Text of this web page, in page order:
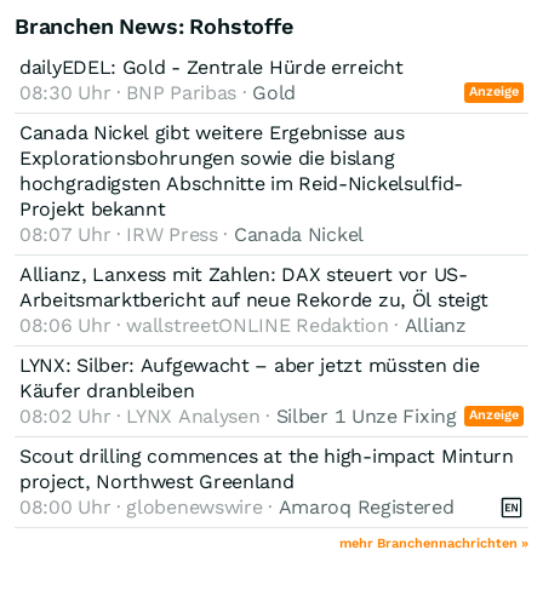
Branchen News: Rohstoffe
dailyEDEL: Gold - Zentrale Hürde erreicht
08:30 Uhr · BNP Paribas · Gold Anzeige
Canada Nickel gibt weitere Ergebnisse aus
Explorationsbohrungen sowie die bislang
hochgradigsten Abschnitte im Reid-Nickelsulfid-
Projekt bekannt
08:07 Uhr · IRW Press · Canada Nickel
Allianz, Lanxess mit Zahlen: DAX steuert vor US-
Arbeitsmarktbericht auf neue Rekorde zu, Öl steigt
08:06 Uhr · wallstreetONLINE Redaktion · Allianz
LYNX: Silber: Aufgewacht – aber jetzt müssten die
Käufer dranbleiben
08:02 Uhr · LYNX Analysen · Silber 1 Unze Fixing Anzeige
Scout drilling commences at the high-impact Minturn
project, Northwest Greenland
08:00 Uhr · globenewswire · Amaroq Registered
mehr Branchennachrichten »